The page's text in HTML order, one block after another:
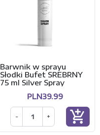
Barwnik w sprayu
Słodki Bufet SREBRNY
75 ml Silver Spray
PLN39.99
- + add_shopping_cart